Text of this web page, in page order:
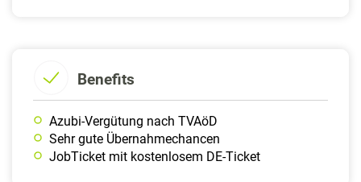
Benefits
Azubi-Vergütung nach TVAöD
Sehr gute Übernahmechancen
JobTicket mit kostenlosem DE-Ticket